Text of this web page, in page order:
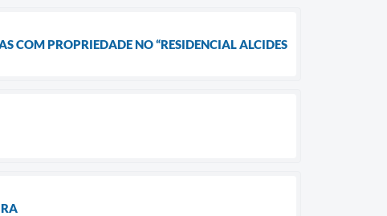
COM PROPRIEDADE NO “RESIDENCIAL ALCIDES